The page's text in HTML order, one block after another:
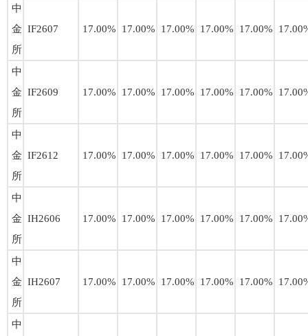
中
金
所
IF2607 17.00% 17.00% 17.00% 17.00% 17.00%
中
金
所
IF2609 17.00% 17.00% 17.00% 17.00% 17.00%
中
金
所
IF2612 17.00% 17.00% 17.00% 17.00% 17.00%
中
金
所
IH2606 17.00% 17.00% 17.00% 17.00% 17.00%
中
金
所
IH2607 17.00% 17.00% 17.00% 17.00% 17.00%
中